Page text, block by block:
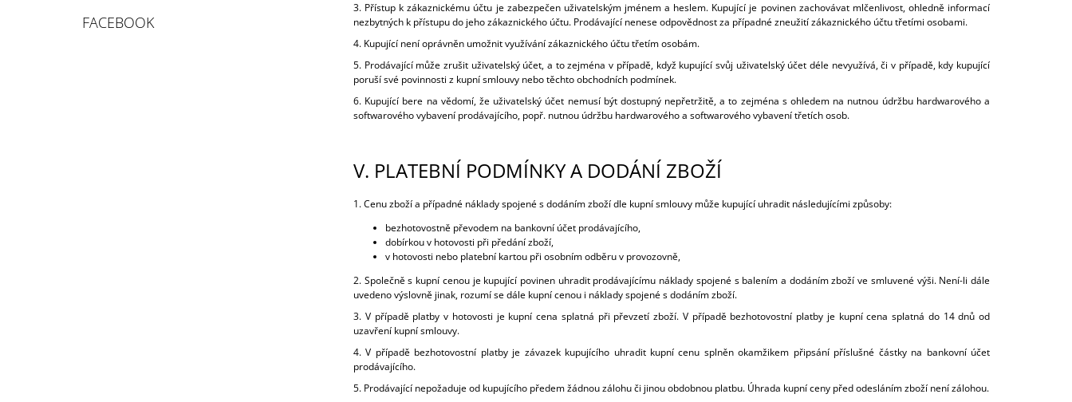
FACEBOOK
3. Přístup k zákaznickému účtu je zabezpečen uživatelským jménem a heslem. Kupující je povinen zachovávat mlčenlivost, ohledně informací
nezbytných k přístupu do jeho zákaznického účtu. Prodávající nenese odpovědnost za případné zneužití zákaznického účtu třetími osobami.
4. Kupující není oprávněn umožnit využívání zákaznického účtu třetím osobám.
5. Prodávající může zrušit uživatelský účet, a to zejména v případě, když kupující svůj uživatelský účet déle nevyužívá, či v případě, kdy kupující
poruší své povinnosti z kupní smlouvy nebo těchto obchodních podmínek.
6. Kupující bere na vědomí, že uživatelský účet nemusí být dostupný nepřetržitě, a to zejména s ohledem na nutnou údržbu hardwarového a
softwarového vybavení prodávajícího, popř. nutnou údržbu hardwarového a softwarového vybavení třetích osob.
V. PLATEBNÍ PODMÍNKY A DODÁNÍ ZBOŽÍ
1. Cenu zboží a případné náklady spojené s dodáním zboží dle kupní smlouvy může kupující uhradit následujícími způsoby:
bezhotovostně převodem na bankovní účet prodávajícího,
dobírkou v hotovosti při předání zboží,
v hotovosti nebo platební kartou při osobním odběru v provozovně,
2. Společně s kupní cenou je kupující povinen uhradit prodávajícímu náklady spojené s balením a dodáním zboží ve smluvené výši. Není-li dále
uvedeno výslovně jinak, rozumí se dále kupní cenou i náklady spojené s dodáním zboží.
3. V případě platby v hotovosti je kupní cena splatná při převzetí zboží. V případě bezhotovostní platby je kupní cena splatná do 14 dnů od
uzavření kupní smlouvy.
4. V případě bezhotovostní platby je závazek kupujícího uhradit kupní cenu splněn okamžikem připsání příslušné částky na bankovní účet
prodávajícího.
5. Prodávající nepožaduje od kupujícího předem žádnou zálohu či jinou obdobnou platbu. Úhrada kupní ceny před odesláním zboží není zálohou.